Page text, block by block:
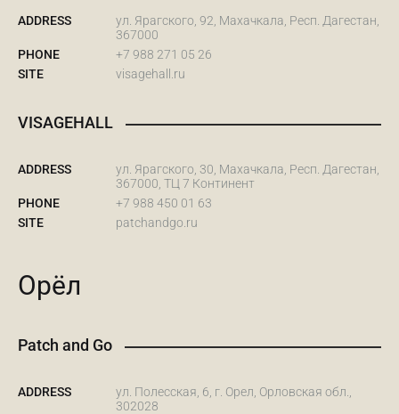
ADDRESS
ул. Ярагского, 92, Махачкала, Респ. Дагестан,
367000
PHONE
+7 988 271 05 26
SITE
visagehall.ru
VISAGEHALL
ADDRESS
ул. Ярагского, 30, Махачкала, Респ. Дагестан,
367000, ТЦ 7 Континент
PHONE
+7 988 450 01 63
SITE
patchandgo.ru
Орёл
Patch and Go
ADDRESS
ул. Полесская, 6, г. Орел, Орловская обл.,
302028